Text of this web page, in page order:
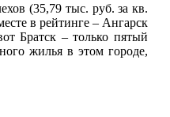
(35,79 тыс. руб. за кв.
в рейтинге – Ангарск
Братск – только пятый
жилья в этом городе,